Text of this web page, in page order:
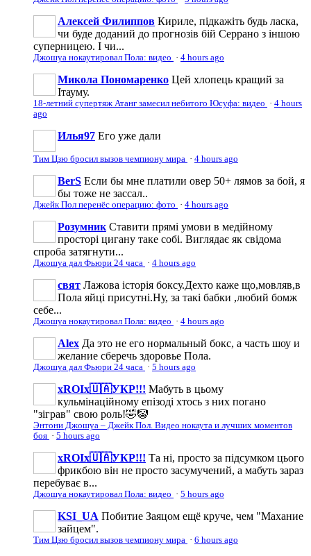
Алексей Филиппов Кириле, підкажіть будь ласка,
чи буде доданий до прогнозів бій Серрано з іншою
суперницею. І чи...
Джошуа нокаутировал Пола: видео · 4 hours ago
Микола Пономаренко Цей хлопець кращий за
Ітауму.
18-летний супертяж Атанг замесил небитого Юсуфа: видео · 4 hours
ago
Илья97 Его уже дали
Тим Цзю бросил вызов чемпиону мира · 4 hours ago
BerS Если бы мне платили овер 50+ лямов за бой, я
бы тоже не зассал..
Джейк Пол перенёс операцию: фото · 4 hours ago
Розумник Ставити прямі умови в медійному
просторі цигану таке собі. Виглядає як свідома
спроба затягнути...
Джошуа дал Фьюри 24 часа · 4 hours ago
свят Лажова історія боксу.Дехто каже що,мовляв,в
Пола яйці присутні.Ну, за такі бабки ,любий бомж
себе...
Джошуа нокаутировал Пола: видео · 4 hours ago
Аlеx Да это не его нормальный бокс, а часть шоу и
желание сберечь здоровье Пола.
Джошуа дал Фьюри 24 часа · 5 hours ago
xROIx🇺🇦УКР!!! Мабуть в цьому
кульмінаційному епізоді хтось з них погано
"зіграв" свою роль!🤣🤡
Энтони Джошуа – Джейк Пол. Видео нокаута и лучших моментов
боя · 5 hours ago
xROIx🇺🇦УКР!!! Та ні, просто за підсумком цього
фрикбою він не просто засумучений, а мабуть зараз
перебуває в...
Джошуа нокаутировал Пола: видео · 5 hours ago
KSI_UA Побитие Заяцом ещё круче, чем "Махание
зайцем".
Тим Цзю бросил вызов чемпиону мира · 6 hours ago